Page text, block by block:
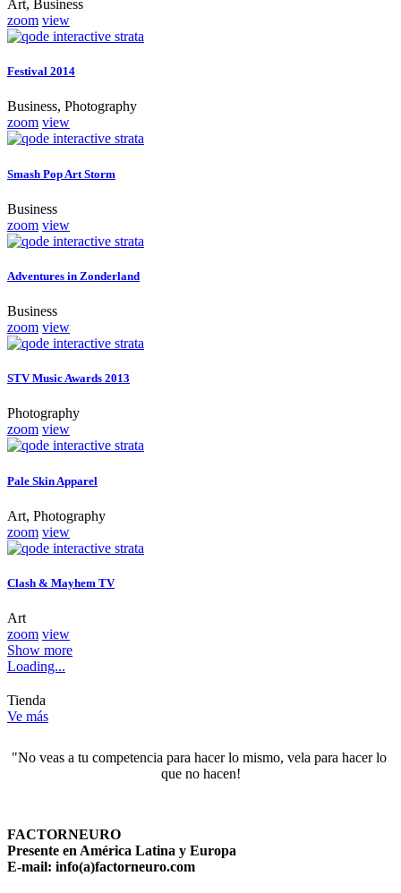
Art, Business
zoom view
Festival 2014
Business, Photography
zoom view
Smash Pop Art Storm
Business
zoom view
Adventures in Zonderland
Business
zoom view
STV Music Awards 2013
Photography
zoom view
Pale Skin Apparel
Art, Photography
zoom view
Clash & Mayhem TV
Art
zoom view
Show more
Loading...
Tienda
Ve más
"No veas a tu competencia para hacer lo mismo, vela para hacer lo
que no hacen!
FACTORNEURO
Presente en América Latina y Europa
E-mail: info(a)factorneuro.com